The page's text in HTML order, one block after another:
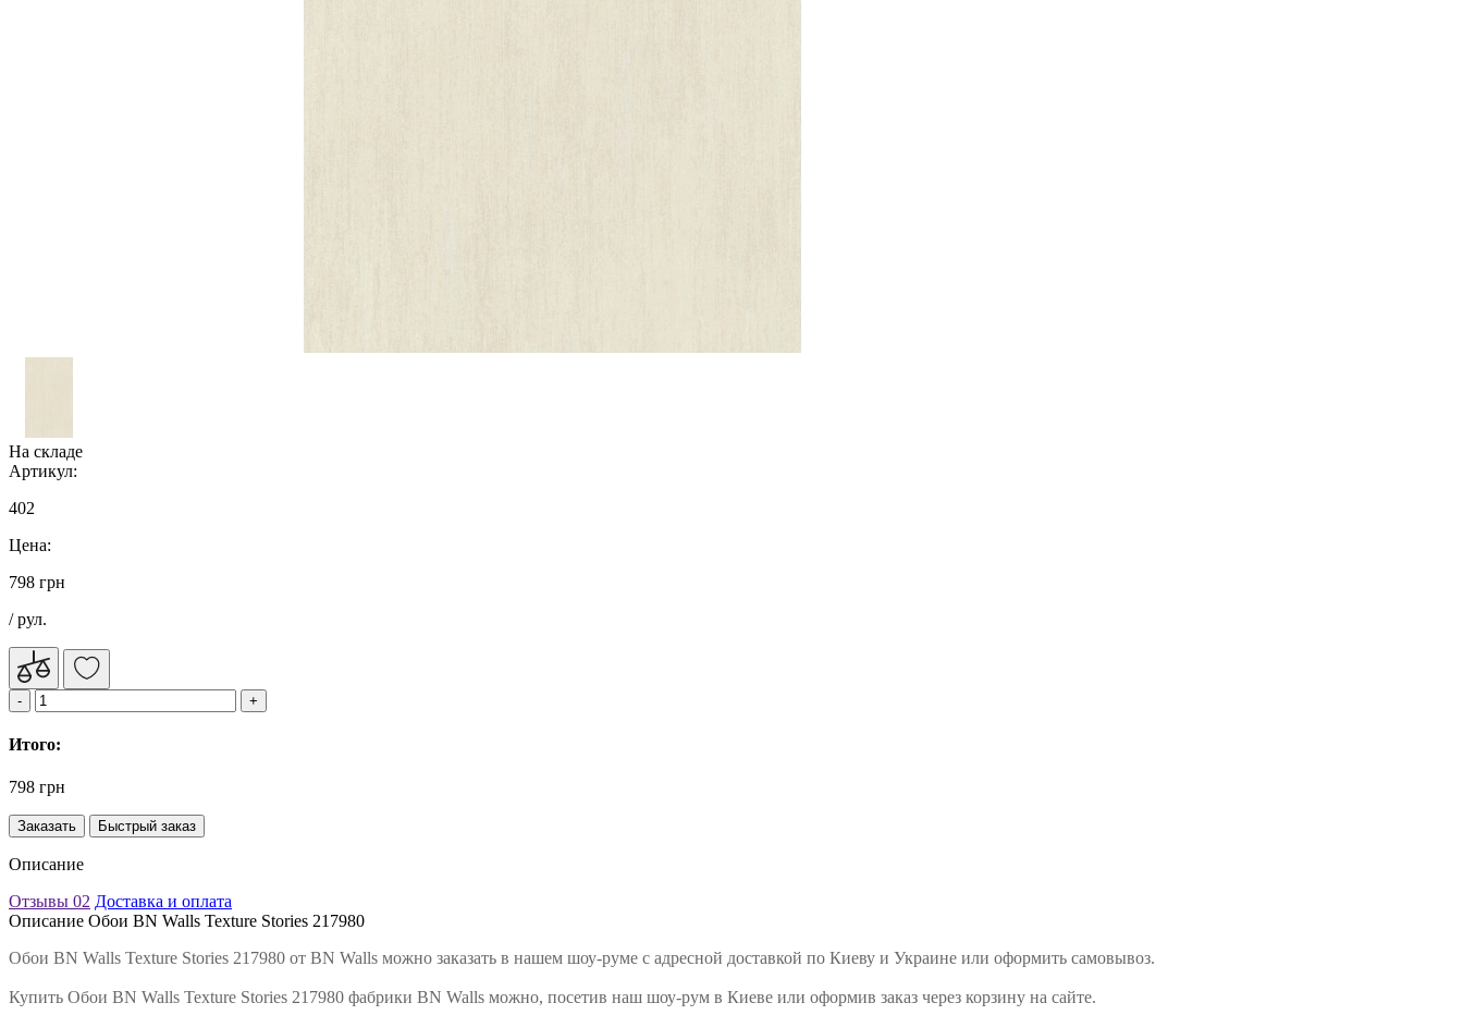
На складе
Артикул:
402
Цена:
798 грн
/ рул.
Итого:
798 грн
Заказать Быстрый заказ
Описание
Отзывы 02 Доставка и оплата
Описание Обои BN Walls Texture Stories 217980
Обои BN Walls Texture Stories 217980 от BN Walls можно заказать в нашем шоу-руме с адресной доставкой по Киеву и Украине или оформить самовывоз.
Купить Обои BN Walls Texture Stories 217980 фабрики BN Walls можно, посетив наш шоу-рум в Киеве или оформив заказ через корзину на сайте.